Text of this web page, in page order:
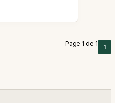
Page 1 de 1 1